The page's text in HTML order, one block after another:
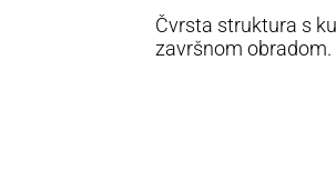
Čvrsta struktura s
završnom obradom.